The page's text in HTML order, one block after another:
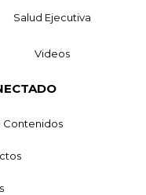
Salud Ejecutiva
Videos
Contenidos